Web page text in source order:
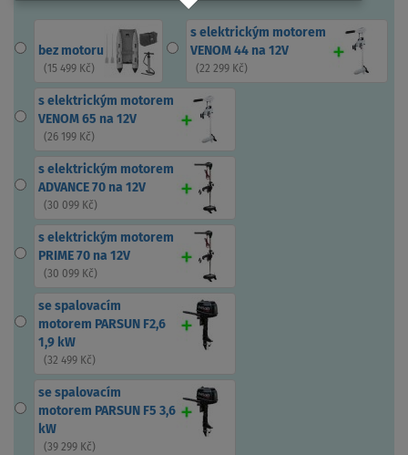
bez motoru
( 15 499 Kč)
s elektrickým motorem
VENOM 44 na 12V
(22 299 Kč)
s elektrickým motorem
VENOM 65 na 12V
(26 199 Kč)
s elektrickým motorem
ADVANCE 70 na 12V
(30 099 Kč)
s elektrickým motorem
PRIME 70 na 12V
(30 099 Kč)
se spalovacím
motorem PARSUN F2,6
1,9 kW
(32 499 Kč)
se spalovacím
motorem PARSUN F5 3,6
kW
(39 299 Kč)